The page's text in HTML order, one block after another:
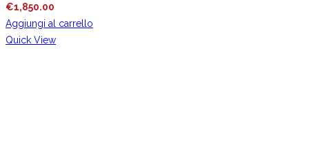
€1,850.00
Aggiungi al carrello
Quick View